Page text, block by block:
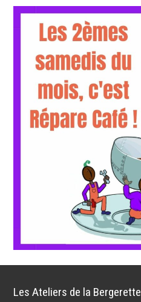
Les Ateliers de la Bergerette